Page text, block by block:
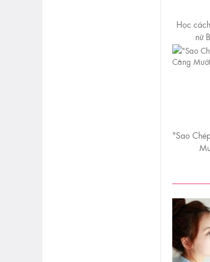
Học
nữ
"Sao